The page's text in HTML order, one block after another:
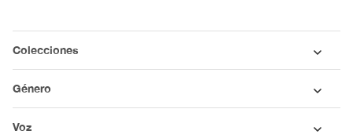
Colecciones
Género
Voz